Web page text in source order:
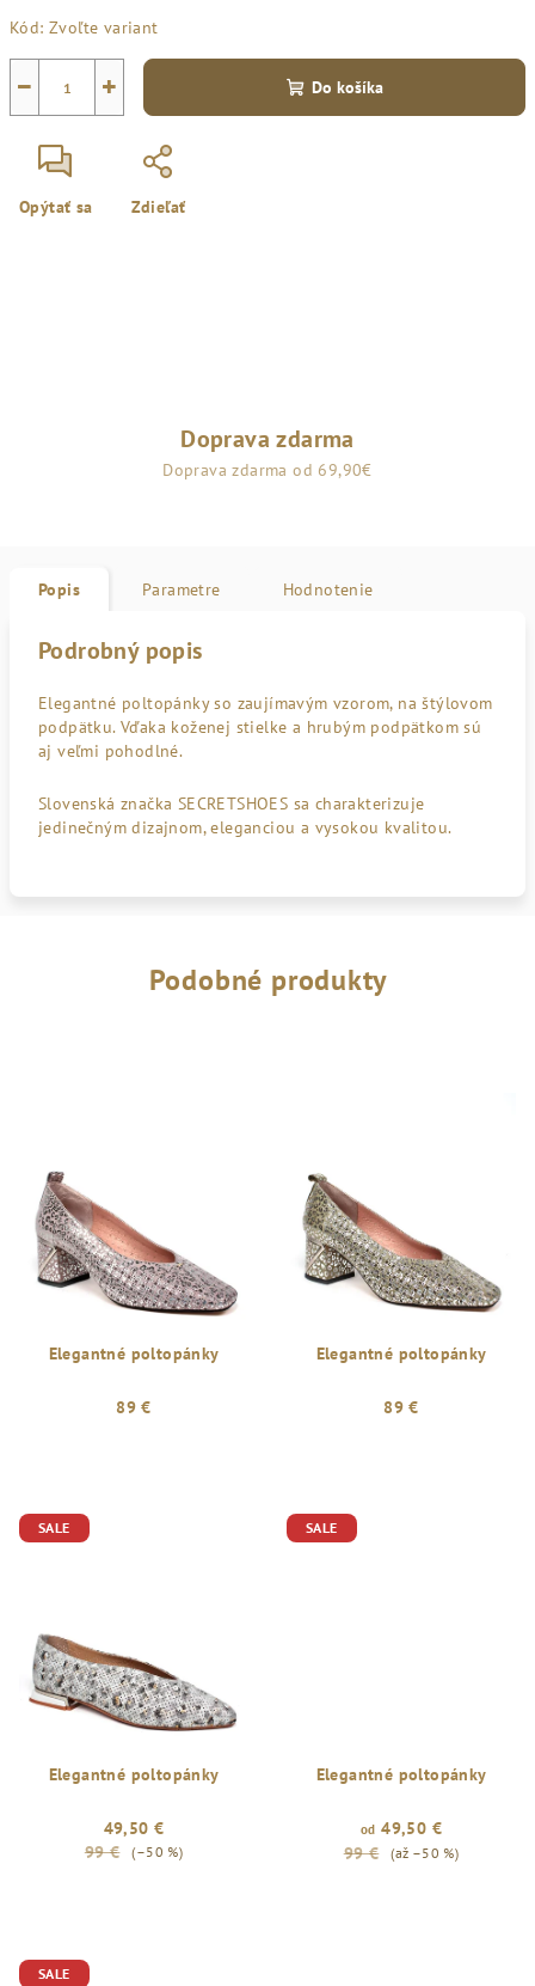
cena:
Kód: Zvoľte variant
+
− Do košíka
Opýtať sa Zdieľať
Doprava zdarma
Doprava zdarma od 69,90€
Popis Parametre Hodnotenie
Podrobný popis
Elegantné poltopánky so zaujímavým vzorom, na štýlovom
podpätku. Vďaka koženej stielke a hrubým podpätkom sú
aj veľmi pohodlné.
Slovenská značka SECRETSHOES sa charakterizuje
jedinečným dizajnom, eleganciou a vysokou kvalitou.
Podobné produkty
Elegantné poltopánky
89 €
Elegantné poltopánky
89 €
SALE
Elegantné poltopánky
49,50 €
99 €
(–50 %)
SALE
Elegantné poltopánky
od 49,50 €
99 €
(až –50 %)
SALE